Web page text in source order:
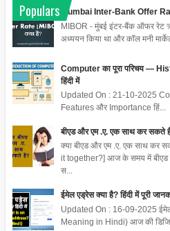
Populars
Mumbai Inter-Bank Offer
MIBOR - मुंबई इंटर-बैंक ऑफर रेट
अध्ययन किया था और कॉल मनी
Computer का पूरा परिचय —
हिंदी में
Updated On : 21-10-2025
Features और Importance हिं...
बीएड और एम .ए. एक साथ कर सकते
क्या बीएड और एम .ए. एक साथ कर
it together?] आज के समय में बीएड
स...
ईमेल एड्रेस क्या है? हिंदी में पूरी
Updated On : 16-09-2025
Meaning in Hindi) आज की